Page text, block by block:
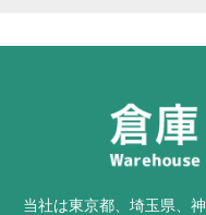
当社は東京都、埼玉県、